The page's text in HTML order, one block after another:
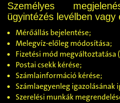
Személyes
ügyintézés levélben vagy
Mérőállás bejelentése;
Melegvíz-előleg módosítása;
Fizetési mód megváltoztatása
Postai csekk kérése;
Számlainformáció kérése;
Számlaegyenleg igazolásának
Szerelési munkák